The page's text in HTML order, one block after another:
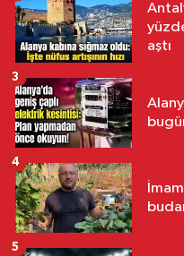
aştı
3
4
5